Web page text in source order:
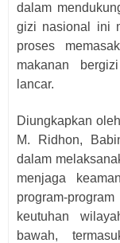
dalam
gizi nasional ini
proses
makanan
lancar.
Diungkapkan
M. Ridhon,
dalam
menjaga
program-
keutuhan
bawah,